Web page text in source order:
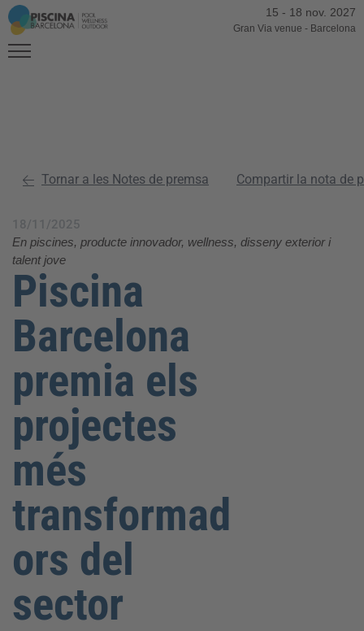
15 - 18 nov. 2027
Gran Via venue - Barcelona
Tornar a les Notes de premsa Compartir la nota de
18/11/2025
En piscines, producte innovador, wellness, disseny exterior i
talent jove
Piscina
Barcelona
premia els
projectes
més
transformad
ors del
sector